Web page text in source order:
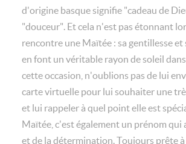
d'origine basque signifie "cadeau de
"douceur". Et cela n'est pas étonnant
rencontre une Maïtée : sa gentillesse et
en font un véritable rayon de soleil
cette occasion, n'oublions pas de lui
carte virtuelle pour lui souhaiter une
et lui rappeler à quel point elle est
Maïtée, c'est également un prénom qui
et de la détermination. Toujours prête